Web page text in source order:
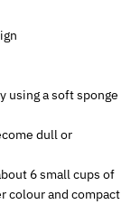
using a soft sponge
dull or
6 small cups of
colour and compact